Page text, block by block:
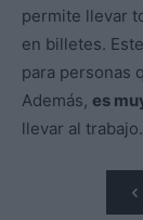
permite llevar
en billetes.
para personas
Además, es
llevar al